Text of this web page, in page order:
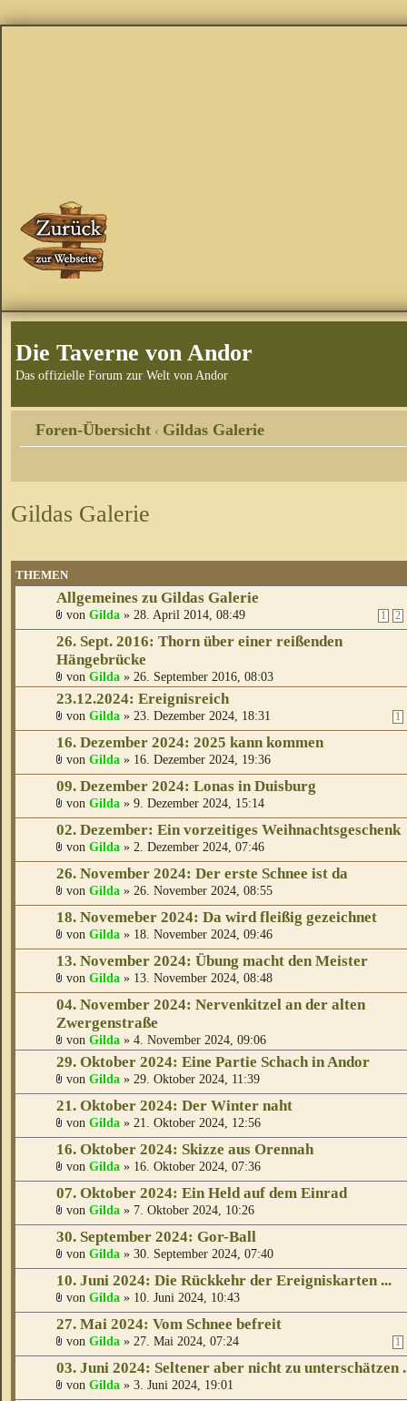
Die Taverne von Andor
Das offizielle Forum zur Welt von Andor
Foren-Übersicht ‹ Gildas Galerie
Gildas Galerie
THEMEN
Allgemeines zu Gildas Galerie
1 2
von Gilda » 28. April 2014, 08:49
26. Sept. 2016: Thorn über einer reißenden
Hängebrücke
von Gilda » 26. September 2016, 08:03
23.12.2024: Ereignisreich
1
von Gilda » 23. Dezember 2024, 18:31
16. Dezember 2024: 2025 kann kommen
von Gilda » 16. Dezember 2024, 19:36
09. Dezember 2024: Lonas in Duisburg
von Gilda » 9. Dezember 2024, 15:14
02. Dezember: Ein vorzeitiges Weihnachtsgeschenk
von Gilda » 2. Dezember 2024, 07:46
26. November 2024: Der erste Schnee ist da
von Gilda » 26. November 2024, 08:55
18. Novemeber 2024: Da wird fleißig gezeichnet
von Gilda » 18. November 2024, 09:46
13. November 2024: Übung macht den Meister
von Gilda » 13. November 2024, 08:48
04. November 2024: Nervenkitzel an der alten
Zwergenstraße
von Gilda » 4. November 2024, 09:06
29. Oktober 2024: Eine Partie Schach in Andor
von Gilda » 29. Oktober 2024, 11:39
21. Oktober 2024: Der Winter naht
von Gilda » 21. Oktober 2024, 12:56
16. Oktober 2024: Skizze aus Orennah
von Gilda » 16. Oktober 2024, 07:36
07. Oktober 2024: Ein Held auf dem Einrad
von Gilda » 7. Oktober 2024, 10:26
30. September 2024: Gor-Ball
von Gilda » 30. September 2024, 07:40
10. Juni 2024: Die Rückkehr der Ereigniskarten ...
von Gilda » 10. Juni 2024, 10:43
27. Mai 2024: Vom Schnee befreit
1
von Gilda » 27. Mai 2024, 07:24
03. Juni 2024: Seltener aber nicht zu unterschätzen
von Gilda » 3. Juni 2024, 19:01